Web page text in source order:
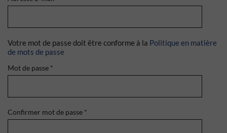
Votre mot de passe doit être conforme à la Politique en matière
de mots de passe
Mot de passe *
Confirmer mot de passe *